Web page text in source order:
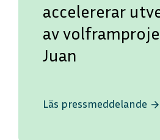
accelererar
av
Juan
Läs pressmeddelande arrow_forward